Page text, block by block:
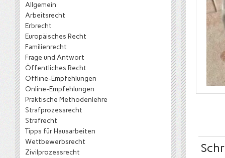
Allgemein
Arbeitsrecht
Erbrecht
Europäisches Recht
Familienrecht
Frage und Antwort
Öffentliches Recht
Offline-Empfehlungen
Online-Empfehlungen
Praktische Methodenlehre
Strafprozessrecht
Strafrecht
Tipps für Hausarbeiten
Wettbewerbsrecht
Zivilprozessrecht